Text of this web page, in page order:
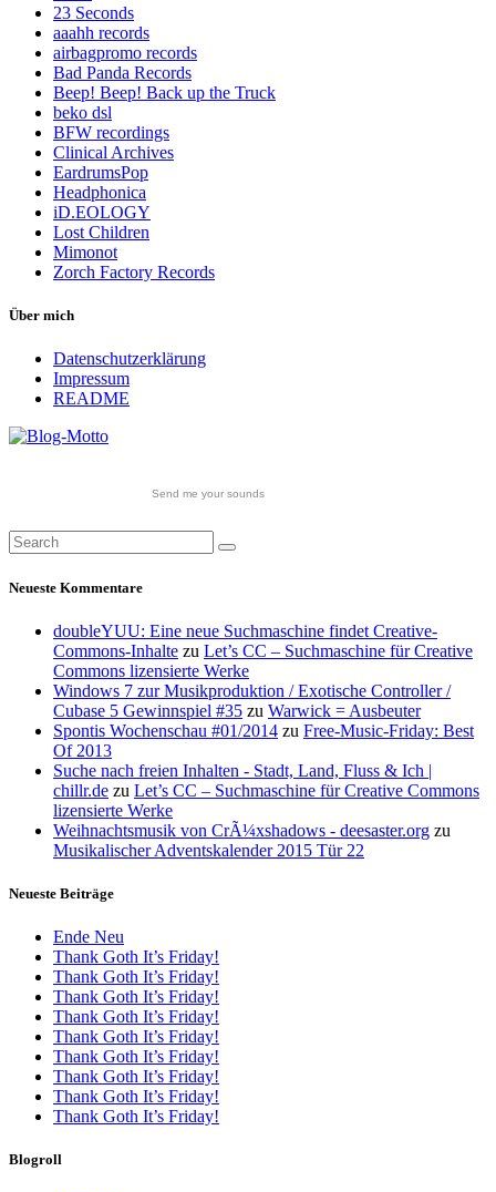
23 Seconds
aaahh records
airbagpromo records
Bad Panda Records
Beep! Beep! Back up the Truck
beko dsl
BFW recordings
Clinical Archives
EardrumsPop
Headphonica
iD.EOLOGY
Lost Children
Mimonot
Zorch Factory Records
Über mich
Datenschutzerklärung
Impressum
README
Send me your sounds
Neueste Kommentare
doubleYUU: Eine neue Suchmaschine findet Creative-
Commons-Inhalte zu Let’s CC – Suchmaschine für Creative
Commons lizensierte Werke
Windows 7 zur Musikproduktion / Exotische Controller /
Cubase 5 Gewinnspiel #35 zu Warwick = Ausbeuter
Spontis Wochenschau #01/2014 zu Free-Music-Friday: Best
Of 2013
Suche nach freien Inhalten - Stadt, Land, Fluss & Ich |
chillr.de zu Let’s CC – Suchmaschine für Creative Commons
lizensierte Werke
Weihnachtsmusik von CrÃ¼xshadows - deesaster.org zu
Musikalischer Adventskalender 2015 Tür 22
Neueste Beiträge
Ende Neu
Thank Goth It’s Friday!
Thank Goth It’s Friday!
Thank Goth It’s Friday!
Thank Goth It’s Friday!
Thank Goth It’s Friday!
Thank Goth It’s Friday!
Thank Goth It’s Friday!
Thank Goth It’s Friday!
Thank Goth It’s Friday!
Blogroll